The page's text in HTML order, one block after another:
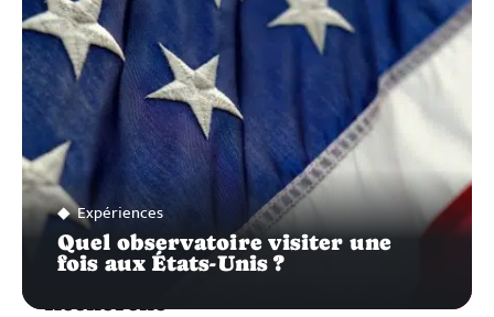
Expériences
Quel observatoire visiter une
fois aux États-Unis ?
Recherche